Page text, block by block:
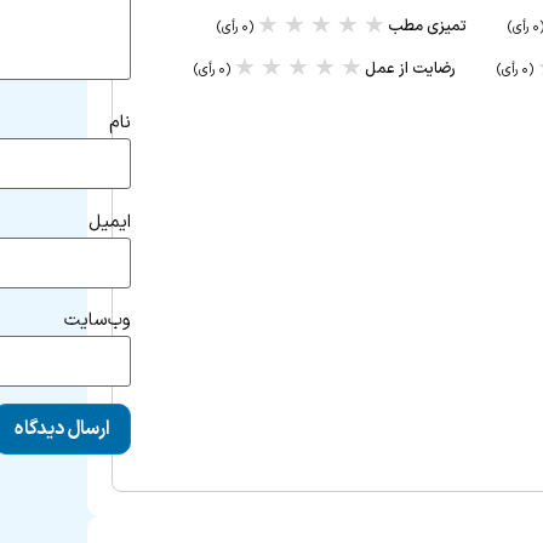
(۰ رأی) تمیزی مطب ★
★
★
★
★ (۰ رأی)
(۰ رأی) رضایت از عمل ★
★
★
★
★ (۰ رأی)
نام
ایمیل
وب‌سایت